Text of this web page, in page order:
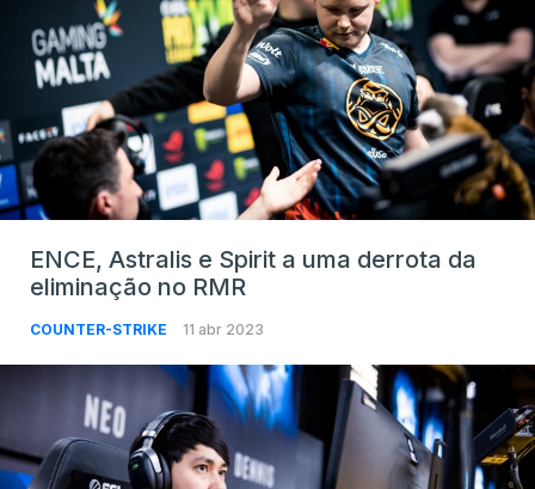
ENCE, Astralis e Spirit a uma derrota da
eliminação no RMR
COUNTER-STRIKE 11 abr 2023